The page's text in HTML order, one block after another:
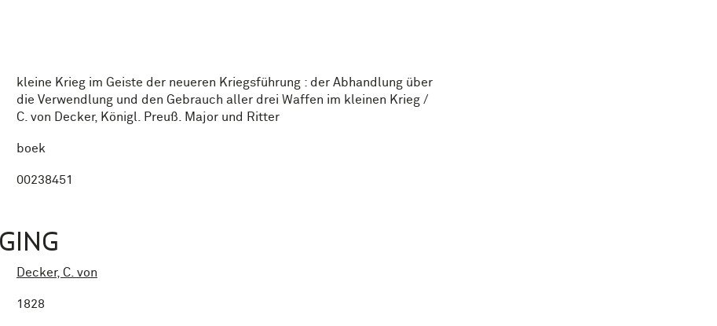
kleine Krieg im Geiste der neueren Kriegsführung : der Abhandlung über
die Verwendlung und den Gebrauch aller drei Waffen im kleinen Krieg /
C. von Decker, Königl. Preuß. Major und Ritter
boek
00238451
Decker, C. von
1828